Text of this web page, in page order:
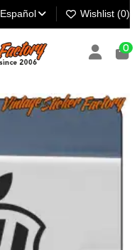
Español Wishlist (0)
0